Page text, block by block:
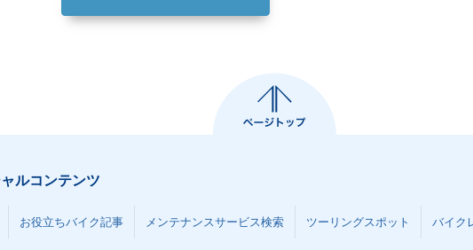
ルコンテンツ
お役立ちバイク記事 メンテナンスサービス検索 ツーリングスポット バイク